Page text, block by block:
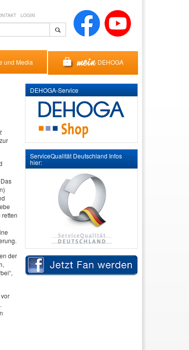
LOGIN
und Media DEHOGA
der
DEHOGA-Service
ServiceQualität Deutschland Infos
hier: